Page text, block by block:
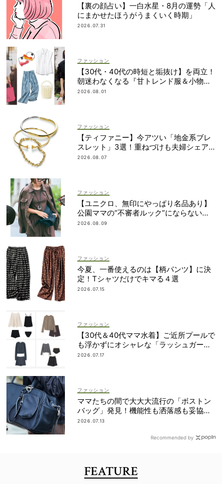
【裏の顔占い】一白水星・8月の運勢「人
にまかせたほうがうまくいく時期」
2026.07.31
ファッション
【30代・40代の時短と垢抜け】を両立！
朝迷わなくなる『甘トレンド服＆小物』
最旬カタログ
2026.08.01
ファッション
【ティファニー】今アツい「地金系ブレ
スレット」3選！重ねづけも夫婦シェア
も自在
2026.08.07
ファッション
【ユニクロ、無印にやっぱり名品あり】
公園ママの“不審者ルック”にならない
『ガチUV対策』の正解
2026.08.09
ファッション
今夏、一番使えるのは【柄パンツ】に決
定！Tシャツだけでキマる４選
2026.07.15
ファッション
【30代＆40代ママ水着】ご近所プールで
も浮かずにオシャレな「ラッシュガード
＆ショートパンツセット」6選！
2026.07.17
ファッション
ママたちの間で大大大流行の「ボストン
バッグ」発見！機能性も洒落感も妥協し
ない
2026.07.13
Recommended by
FEATURE